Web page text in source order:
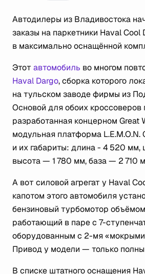
Автодилеры из Владивостока
заказы на паркетники Haval Cool
в максимально оснащённой
Этот автомобиль во многом
Haval Dargo, сборка которого
на тульском заводе фирмы из
Основой для обоих кроссоверов
разработанная концерном Great
модульная платформа L.E.M.O.N.
и их габариты: длина - 4 520 мм,
высота — 1 780 мм, база — 2 710
А вот силовой агрегат у Haval
капотом этого автомобиля
бензиновый турбомотор объёмом
работающий в паре с 7-
оборудованным с 2-мя
Привод у модели — только
В списке штатного оснащения